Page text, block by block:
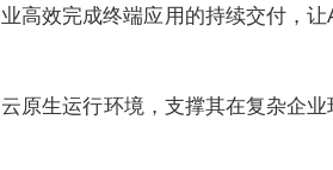
高效完成终端应用的持续交付，让
原生运行环境，支撑其在复杂企业